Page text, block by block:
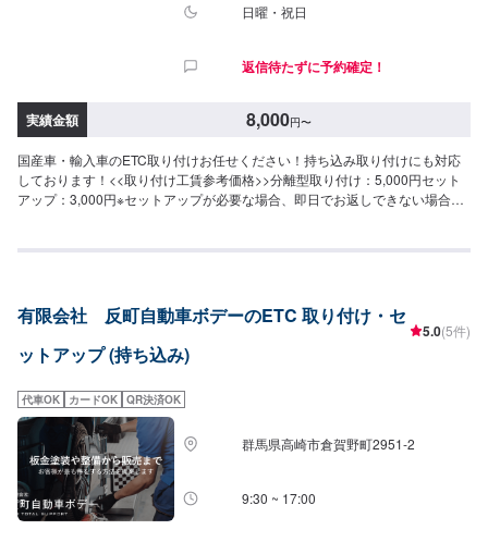
日曜・祝日
返信待たずに予約確定！
実績金額 8,000円〜
国産車・輸入車のETC取り付けお任せください！持ち込み取り付けにも対応
しております！<<取り付け工賃参考価格>>分離型取り付け：5,000円セット
アップ：3,000円※セットアップが必要な場合、即日でお返しできない場合が
です！アメ車の難しい修理、整備もお任せくださいませ。また、トヨタの指
します。
有限会社 反町自動車ボデーのETC 取り付け・セ
ットアップ (持ち込み)
5.0(5件)
代車OK カードOK QR決済OK
群馬県高崎市倉賀野町2951‐2
9:30 ~ 17:00